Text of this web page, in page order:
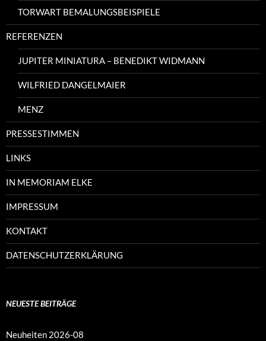
TORWART BEMALUNGSBEISPIELE
REFERENZEN
JUPITER MINIATURA – BENEDIKT WIDMANN
WILFRIED DANGELMAIER
MENZ
PRESSESTIMMEN
LINKS
IN MEMORIAM ELKE
IMPRESSUM
KONTAKT
DATENSCHUTZERKLÄRUNG
NEUESTE BEITRÄGE
Neuheiten 2026-08